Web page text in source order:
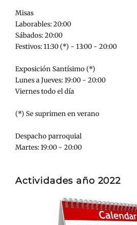
Misas
Laborables: 20:00
Sábados: 20:00
Festivos: 11:30 (*) - 13:00 - 20:00
Exposición Santísimo (*)
Lunes a Jueves: 19:00 - 20:00
Viernes todo el día
(*) Se suprimen en verano
Despacho parroquial
Martes: 19:00 - 20:00
Actividades año 2022